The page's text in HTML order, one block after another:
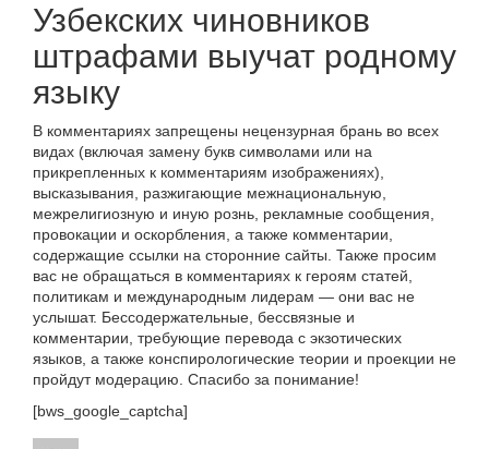
Узбекских чиновников
штрафами выучат родному
языку
В комментариях запрещены нецензурная брань во всех
видах (включая замену букв символами или на
прикрепленных к комментариям изображениях),
высказывания, разжигающие межнациональную,
межрелигиозную и иную рознь, рекламные сообщения,
провокации и оскорбления, а также комментарии,
содержащие ссылки на сторонние сайты. Также просим
вас не обращаться в комментариях к героям статей,
политикам и международным лидерам — они вас не
услышат. Бессодержательные, бессвязные и
комментарии, требующие перевода с экзотических
языков, а также конспирологические теории и проекции не
пройдут модерацию. Спасибо за понимание!
[bws_google_captcha]